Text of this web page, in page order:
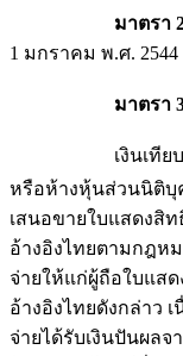
มาตรา
1 มกราคม พ.ศ. 2544
มาตรา
เงินเทียบเท่าเ
หรือห้างหุ้นส่วนนิติบุ
เสนอขายใบแสดงสิ
อ้างอิงไทยตามกฎห
จ่ายให้แก่ผู้ถือใบแส
อ้างอิงไทยดังกล่าว
จ่ายได้รับเงินปันผล